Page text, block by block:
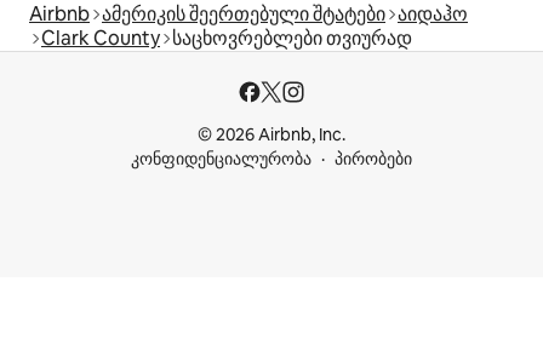
Airbnb ამერიკის შეერთებული შტატები აიდაჰო
Clark County საცხოვრებლები თვიურად
© 2026 Airbnb, Inc.
კონფიდენციალურობა
პირობები